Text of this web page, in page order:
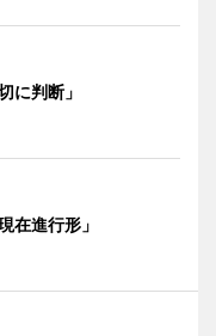
に判断」
在進行形」